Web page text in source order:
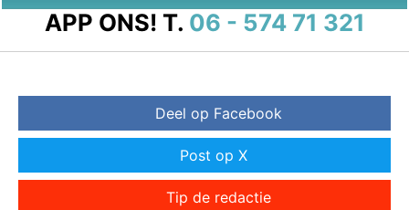
APP ONS! T. 06 - 574 71 321
Deel op Facebook
Post op X
Tip de redactie